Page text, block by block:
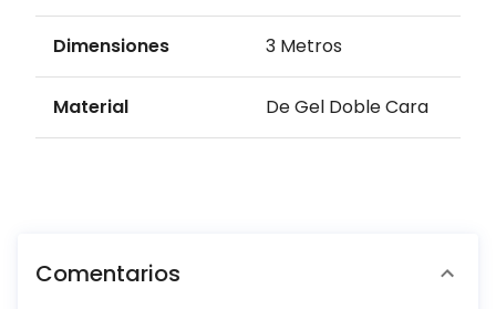
Dimensiones 3 Metros
Material De Gel Doble Cara
Comentarios